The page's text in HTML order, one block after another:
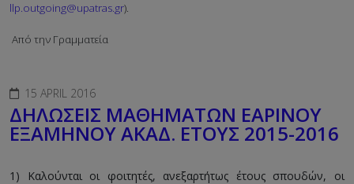
llp.outgoing@upatras.gr).
Από την Γραμματεία
15 APRIL 2016
ΔΗΛΩΣΕΙΣ ΜΑΘΗΜΑΤΩΝ ΕΑΡΙΝΟΥ
ΕΞΑΜΗΝΟΥ ΑΚΑΔ. ΕΤΟΥΣ 2015-2016
1) Καλούνται οι φοιτητές, ανεξαρτήτως έτους σπουδών, οι